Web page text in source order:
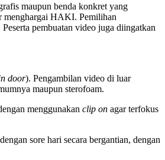
maupun benda konkret yang
menghargai HAKI. Pemilihan
pembuatan video juga diingatkan
door). Pengambilan video di luar
maupun sterofoam.
menggunakan clip on agar terfokus
sore hari secara bergantian, dengan